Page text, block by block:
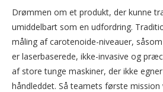
Drømmen om et produkt, der kunne
umiddelbart som en udfordring.
måling af carotenoide-niveauer,
er laserbaserede, ikke-invasive og
af store tunge maskiner, der ikke
håndleddet. Så teamets første mission